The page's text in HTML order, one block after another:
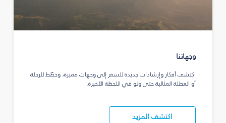
وجهاتنا
اكتشف أفكار وإرشادات جديدة للسفر إلى وجهات مميزة، وخطّط للرحلة
أو العطلة المثالية حتى ولو في اللحظة الأخيرة.
اكتشف المزيد